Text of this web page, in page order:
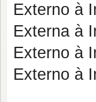
Externo à
Externa à
Externo à
Externo à